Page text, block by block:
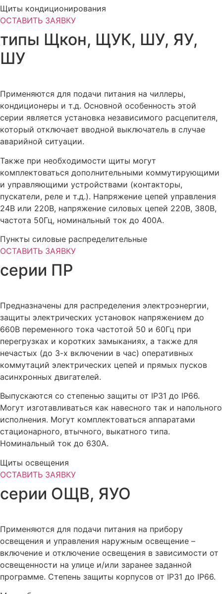
Щиты кондиционирования
ОСТАВИТЬ ЗАЯВКУ
типы Щкон, ЩУК, ШУ, ЯУ,
ШУ
Применяются для подачи питания на чиллеры,
кондиционеры и т.д. Основной особенность этой
серии является установка независимого расцепителя,
который отключает вводной выключатель в случае
аварийной ситуации.
Также при необходимости щиты могут
комплектоваться дополнительными коммутирующими
и управляющими устройствами (контакторы,
пускатели, реле и т.д.). Напряжение цепей управления
24В или 220В, напряжение силовых цепей 220В, 380В,
частота 50Гц, номинальный ток до 400А.
Пункты силовые распределительные
ОСТАВИТЬ ЗАЯВКУ
серии ПР
Предназначены для распределения электроэнергии,
защиты электрических установок напряжением до
660В переменного тока частотой 50 и 60Гц при
перегрузках и коротких замыканиях, а также для
нечастых (до 3-х включении в час) оперативных
коммутаций электрических цепей и прямых пусков
асинхронных двигателей.
Выпускаются со степенью защиты от IP31 до IP66.
Могут изготавливаться как навесного так и напольного
исполнения. Могут комплектоваться аппаратами
стационарного, втычного, выкатного типа.
Номинальный ток до 630А.
Щиты освещения
ОСТАВИТЬ ЗАЯВКУ
серии ОЩВ, ЯУО
Применяются для подачи питания на прибору
освещения и управления наружным освещение –
включение и отключение освещения в зависимости от
освещенности на улице и/или заранее заданной
программе. Степень защиты корпусов от IP31 до IP66.